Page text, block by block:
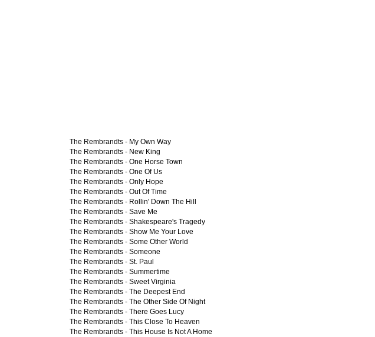
The Rembrandts - My Own Way
The Rembrandts - New King
The Rembrandts - One Horse Town
The Rembrandts - One Of Us
The Rembrandts - Only Hope
The Rembrandts - Out Of Time
The Rembrandts - Rollin' Down The Hill
The Rembrandts - Save Me
The Rembrandts - Shakespeare's Tragedy
The Rembrandts - Show Me Your Love
The Rembrandts - Some Other World
The Rembrandts - Someone
The Rembrandts - St. Paul
The Rembrandts - Summertime
The Rembrandts - Sweet Virginia
The Rembrandts - The Deepest End
The Rembrandts - The Other Side Of Night
The Rembrandts - There Goes Lucy
The Rembrandts - This Close To Heaven
The Rembrandts - This House Is Not A Home